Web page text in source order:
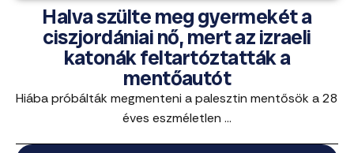
Halva szülte meg gyermekét a
ciszjordániai nő, mert az izraeli
katonák feltartóztatták a
mentőautót
Hiába próbálták megmenteni a palesztin mentősök a 28
éves eszméletlen ...